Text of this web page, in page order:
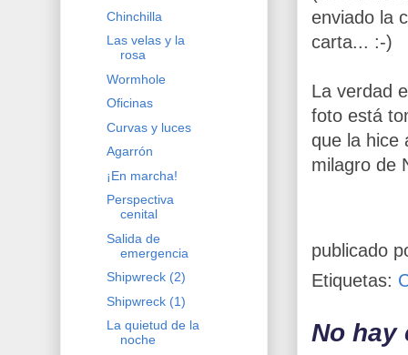
enviado la
carta... :-)
La verdad
foto está
que la hice
milagro de
publicado
Etiquetas:
No hay
Chinchilla
Las velas y la
rosa
Wormhole
Oficinas
Curvas y luces
Agarrón
¡En marcha!
Perspectiva
cenital
Salida de
emergencia
Shipwreck (2)
Shipwreck (1)
La quietud de la
noche